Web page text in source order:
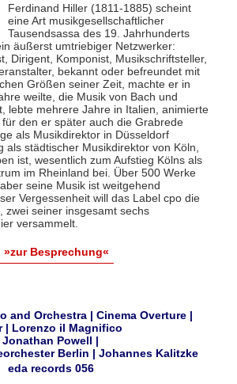
Ferdinand Hiller (1811-1885) scheint
eine Art musikgesellschaftlicher
Tausendsassa des 19. Jahrhunderts
äußerst umtriebiger Netzwerker:
Dirigent, Komponist, Musikschriftsteller,
bekannt oder befreundet mit
Größen seiner Zeit, machte er in
weilte, die Musik von Bach und
lebte mehrere Jahre in Italien, animierte
den er später auch die Grabrede
als Musikdirektor in Düsseldorf
als städtischer Musikdirektor von Köln,
ist, wesentlich zum Aufstieg Kölns als
im Rheinland bei. Über 500 Werke
seine Musik ist weitgehend
Vergessenheit will das Label cpo die
zwei seiner insgesamt sechs
versammelt.
»zur Besprechung«
and Orchestra | Cinema Overture |
| Lorenzo il Magnifico
Jonathan Powell |
Berlin | Johannes Kalitzke
eda records 056